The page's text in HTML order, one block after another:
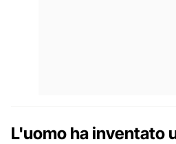
L'uomo ha inventato